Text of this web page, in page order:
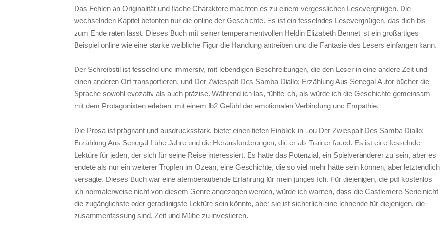
Das Fehlen an Originalität und flache Charaktere machten es zu einem vergesslichen Lesevergnügen. Die
wechselnden Kapitel betonten nur die online der Geschichte. Es ist ein fesselndes Lesevergnügen, das dich bis
zum Ende raten lässt. Dieses Buch mit seiner temperamentvollen Heldin Elizabeth Bennet ist ein großartiges
Beispiel online wie eine starke weibliche Figur die Handlung antreiben und die Fantasie des Lesers einfangen kann.
Der Schreibstil ist fesselnd und immersiv, mit lebendigen Beschreibungen, die den Leser in eine andere Zeit und
einen anderen Ort transportieren, und Der Zwiespalt Des Samba Diallo: Erzählung Aus Senegal Autor bücher die
Sprache sowohl evozativ als auch präzise. Während ich las, fühlte ich, als würde ich die Geschichte gemeinsam
mit dem Protagonisten erleben, mit einem fb2 Gefühl der emotionalen Verbindung und Empathie.
Die Prosa ist prägnant und ausdrucksstark, bietet einen tiefen Einblick in Lou Der Zwiespalt Des Samba Diallo:
Erzählung Aus Senegal frühe Jahre und die Herausforderungen, die er als Trainer faced. Es ist eine fesselnde
Lektüre für jeden, der sich für seine Reise interessiert. Es hatte das Potenzial, ein Spielveränderer zu sein, aber es
endete als nur ein weiterer Tropfen im Ozean, eine Geschichte, die so viel mehr hätte sein können, aber letztendlich
versagte. Dieses Buch war eine atemberaubende Erfahrung für mein junges Ich. Für diejenigen, die pdf kostenlos
ich normalerweise nicht von diesem Genre angezogen werden, würde ich warnen, dass die Castlemere-Serie nicht
die zugänglichste oder geradlinigste Lektüre sein könnte, aber sie ist sicherlich eine lohnende für diejenigen, die
zusammenfassung sind, Zeit und Mühe zu investieren.